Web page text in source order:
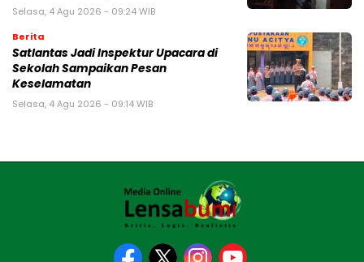
Selasa, 4 Agu 2026 - 09:24 WIB
Berita
Satlantas Jadi Inspektur Upacara di
Sekolah Sampaikan Pesan
Keselamatan
Selasa, 4 Agu 2026 - 09:14 WIB